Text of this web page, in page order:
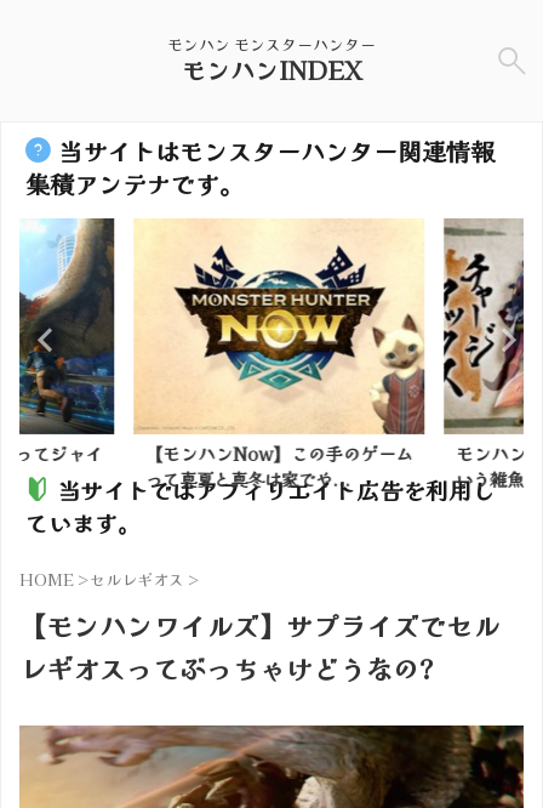
モンハン モンスターハンター
モンハンINDEX
当サイトはモンスターハンター関連情報
集積アンテナです。
てジャイ
【モンハンNow】この手のゲーム
って真夏と真冬は家でや...
モンハン
いう雑魚武
当サイトではアフィリエイト広告を利用し
ています。
HOME >セルレギオス >
【モンハンワイルズ】サプライズでセル
レギオスってぶっちゃけどうなの?